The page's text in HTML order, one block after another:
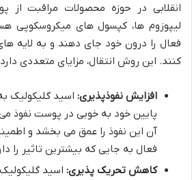
انقلابی در حوزه محصولات مراقبت
لیپوزوم ها، کپسول های میکروسکوپی
فعال را درون خود جای دهند و به لایه
کنند. این روش انتقال، مزایای متعددی
افزایش نفوذپذیری: اسید گلیکولیک
پایین خود به خوبی در پوست نفوذ می
آن این نفوذ را عمق می بخشد و
فعال به جایی که بیشترین تاثیر را
کاهش تحریک پذیری: اسید